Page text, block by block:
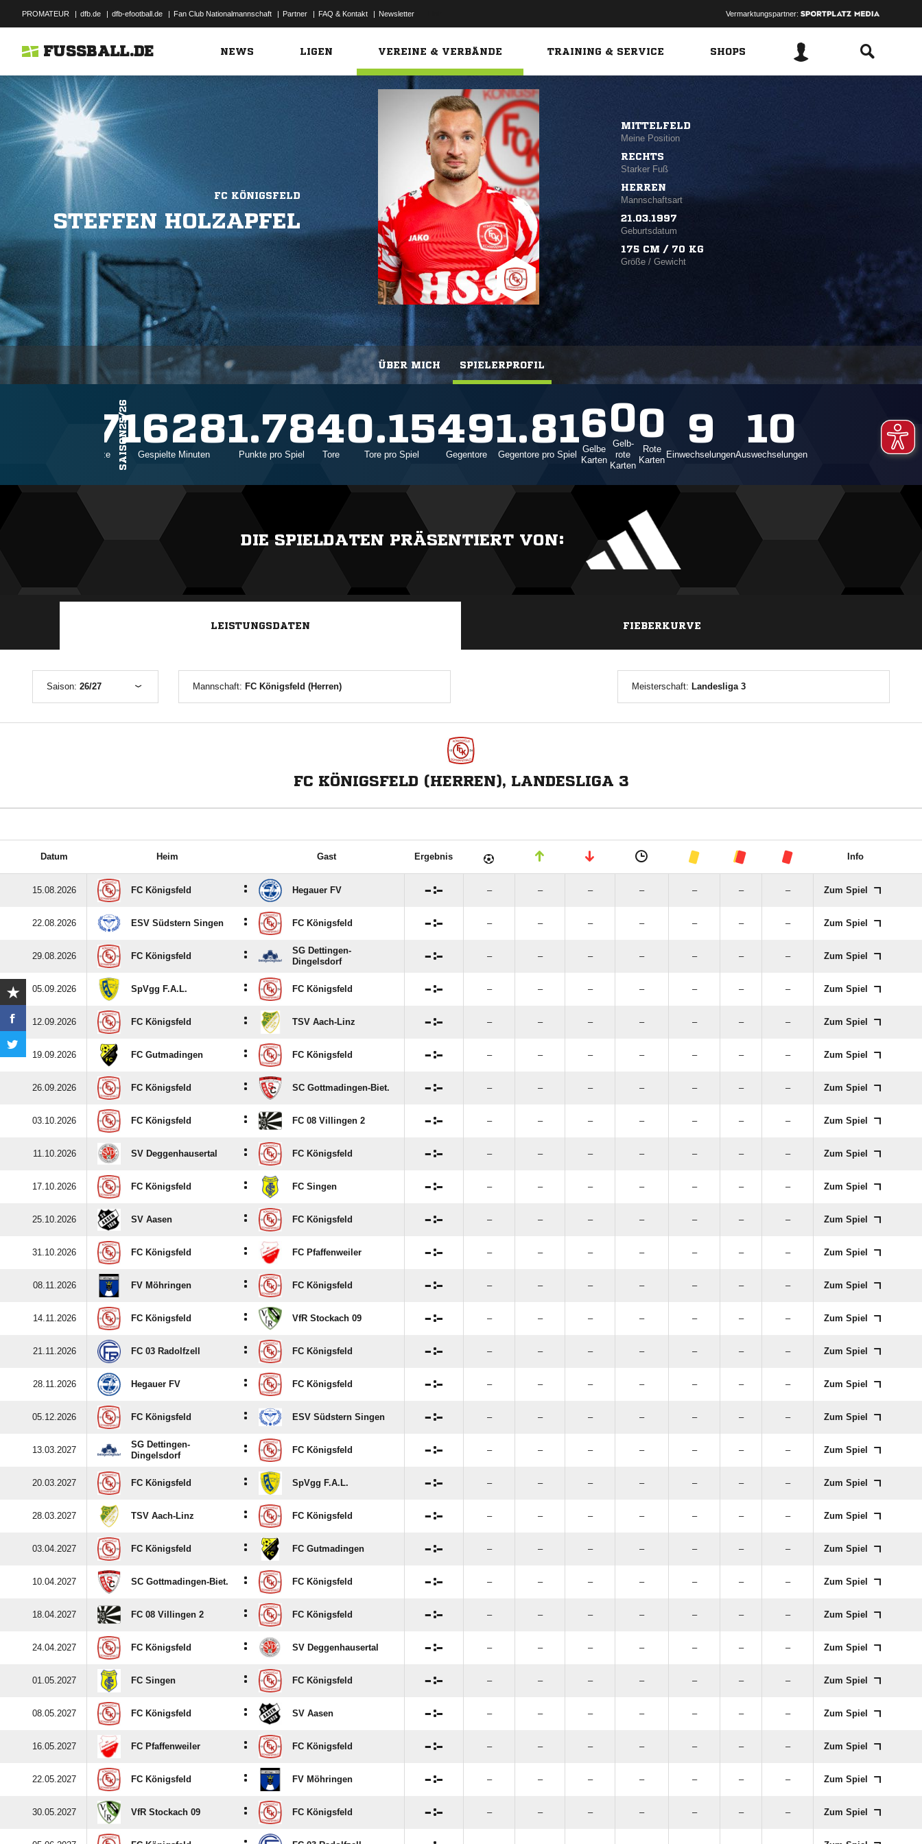
PROMATEUR | dfb.de | dfb-efootball.de | Fan Club Nationalmannschaft | Partner | FAQ & Kontakt | Newsletter Vermarktungspartner:
FUSSBALL.DE NEWS LIGEN VEREINE & VERBÄNDE TRAINING & SERVICE SHOPS
ÜBER MICH SPIELERPROFIL
FC KÖNIGSFELD
STEFFEN HOLZAPFEL
MITTELFELD
Meine Position
RECHTS
Starker Fuß
HERREN
Mannschaftsart
21.03.1997
Geburtsdatum
175 CM / 70 KG
Größe / Gewicht
SAISON25/26
27
Einsätze
1628
Gespielte Minuten
1.78
Punkte pro Spiel
4
Tore
0.15
Tore pro Spiel
49
Gegentore
1.81
Gegentore pro Spiel
6
Gelbe
Karten
0
Gelb-
rote
Karten
0
Rote
Karten
9
Einwechselungen
10
Auswechselungen
DIE SPIELDATEN PRÄSENTIERT VON:
LEISTUNGSDATEN FIEBERKURVE
Saison: 26/27 Mannschaft: FC Königsfeld (Herren) Meisterschaft: Landesliga 3
FC KÖNIGSFELD (HERREN), LANDESLIGA 3
Datum Heim Gast Ergebnis Info
15.08.2026 FC Königsfeld : Hegauer FV : – – – – – – – Zum Spiel
22.08.2026 ESV Südstern Singen : FC Königsfeld : – – – – – – – Zum Spiel
29.08.2026 FC Königsfeld :
SG Dettingen-
Dingelsdorf
: – – – – – – – Zum Spiel
05.09.2026 SpVgg F.A.L. : FC Königsfeld : – – – – – – – Zum Spiel
12.09.2026 FC Königsfeld : TSV Aach-Linz : – – – – – – – Zum Spiel
19.09.2026 FC Gutmadingen : FC Königsfeld : – – – – – – – Zum Spiel
26.09.2026 FC Königsfeld : SC Gottmadingen-Biet. : – – – – – – – Zum Spiel
03.10.2026 FC Königsfeld : FC 08 Villingen 2 : – – – – – – – Zum Spiel
11.10.2026 SV Deggenhausertal : FC Königsfeld : – – – – – – – Zum Spiel
17.10.2026 FC Königsfeld : FC Singen : – – – – – – – Zum Spiel
25.10.2026 SV Aasen : FC Königsfeld : – – – – – – – Zum Spiel
31.10.2026 FC Königsfeld : FC Pfaffenweiler : – – – – – – – Zum Spiel
08.11.2026 FV Möhringen : FC Königsfeld : – – – – – – – Zum Spiel
14.11.2026 FC Königsfeld : VfR Stockach 09 : – – – – – – – Zum Spiel
21.11.2026 FC 03 Radolfzell : FC Königsfeld : – – – – – – – Zum Spiel
28.11.2026 Hegauer FV : FC Königsfeld : – – – – – – – Zum Spiel
05.12.2026 FC Königsfeld : ESV Südstern Singen : – – – – – – – Zum Spiel
13.03.2027
SG Dettingen-
Dingelsdorf
: FC Königsfeld : – – – – – – – Zum Spiel
20.03.2027 FC Königsfeld : SpVgg F.A.L. : – – – – – – – Zum Spiel
28.03.2027 TSV Aach-Linz : FC Königsfeld : – – – – – – – Zum Spiel
03.04.2027 FC Königsfeld : FC Gutmadingen : – – – – – – – Zum Spiel
10.04.2027 SC Gottmadingen-Biet. : FC Königsfeld : – – – – – – – Zum Spiel
18.04.2027 FC 08 Villingen 2 : FC Königsfeld : – – – – – – – Zum Spiel
24.04.2027 FC Königsfeld : SV Deggenhausertal : – – – – – – – Zum Spiel
01.05.2027 FC Singen : FC Königsfeld : – – – – – – – Zum Spiel
08.05.2027 FC Königsfeld : SV Aasen : – – – – – – – Zum Spiel
16.05.2027 FC Pfaffenweiler : FC Königsfeld : – – – – – – – Zum Spiel
22.05.2027 FC Königsfeld : FV Möhringen : – – – – – – – Zum Spiel
30.05.2027 VfR Stockach 09 : FC Königsfeld : – – – – – – – Zum Spiel